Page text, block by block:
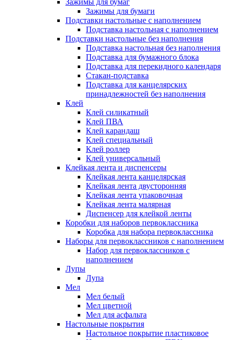
Зажимы для бумаг
Зажимы для бумаги
Подставки настольные с наполнением
Подставка настольная с наполнением
Подставки настольные без наполнения
Подставка настольная без наполнения
Подставка для бумажного блока
Подставка для перекидного календаря
Стакан-подставка
Подставка для канцелярских
принадлежностей без наполнения
Клей
Клей силикатный
Клей ПВА
Клей карандаш
Клей специальный
Клей роллер
Клей универсальный
Клейкая лента и диспенсеры
Клейкая лента канцелярская
Клейкая лента двусторонняя
Клейкая лента упаковочная
Клейкая лента малярная
Диспенсер для клейкой ленты
Коробки для наборов первоклассника
Коробка для набора первоклассника
Наборы для первоклассников с наполнением
Набор для первоклассников с
наполнением
Лупы
Лупа
Мел
Мел белый
Мел цветной
Мел для асфальта
Настольные покрытия
Настольное покрытие пластиковое